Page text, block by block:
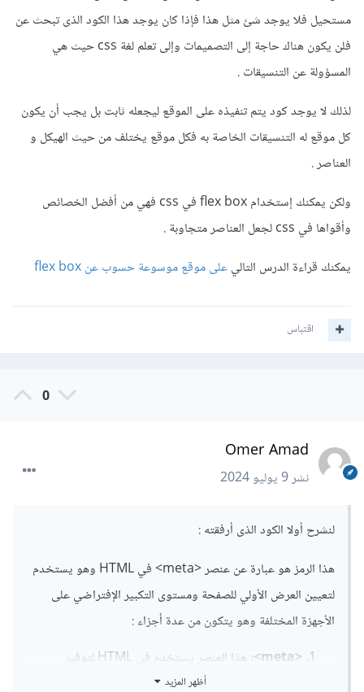
مستحيل فلا يوجد شئ مثل هذا فإذا كان يوجد هذا الكود الذى تبحث عن
فلن يكون هناك حاجة إلى التصميمات وإلى تعلم لغة css حيث هي
المسؤولة عن التنسيقات .
لذلك لا يوجد كود يتم تنفيذه على الموقع ليجعله ثابت بل يجب أن يكون
كل موقع له التنسيقات الخاصة به فكل موقع يختلف من حيث الهيكل و
العناصر .
ولكن يمكنك إستخدام flex box في css فهي من أفضل الخصائص
وأقواها في css لجعل العناصر متجاوبة .
يمكنك قراءة الدرس التاليعلى موقع موسوعة حسوب عن flex box
اقتباس
0
Omer Amad
نشر9 يوليو 2024
لنشرح أولا الكود الذى أرفقته
هذا الرمز هو عبارة عن عنصر <meta> في HTML وهو يستخدم
لتعيين العرض الأولي للصفحة ومستوى التكبير الإفتراضي على
الأجهزة المختلفة وهو يتكون من عدة أجزاء
<meta>:
هذا العنصر يستخدم في HTML لتوفير
معلومات عن الصفحة التي لا تظهر على المتصفح و
أظهر المزيد